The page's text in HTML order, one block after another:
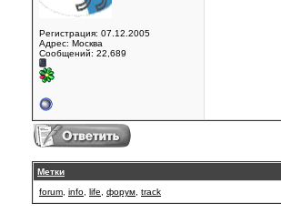
Регистрация: 07.12.2005
Адрес: Москва
Сообщений: 22,689
Метки
forum info life форум track